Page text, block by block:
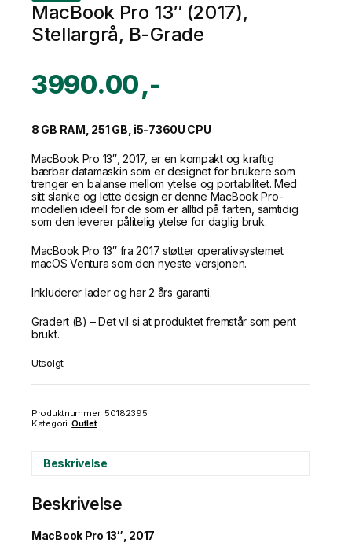
MacBook Pro 13″ (2017),
Stellargrå, B-Grade
3990.00
8 GB RAM, 251 GB, i5-7360U CPU
MacBook Pro 13″, 2017, er en kompakt og kraftig
bærbar datamaskin som er designet for brukere som
trenger en balanse mellom ytelse og portabilitet. Med
sitt slanke og lette design er denne MacBook Pro-
modellen ideell for de som er alltid på farten, samtidig
som den leverer pålitelig ytelse for daglig bruk.
MacBook Pro 13″ fra 2017 støtter operativsystemet
macOS Ventura som den nyeste versjonen.
Inkluderer lader og har 2 års garanti.
Gradert (B) – Det vil si at produktet fremstår som pent
brukt.
Utsolgt
Produktnummer: 50182395
Kategori:Outlet
Beskrivelse
Beskrivelse
MacBook Pro 13″, 2017